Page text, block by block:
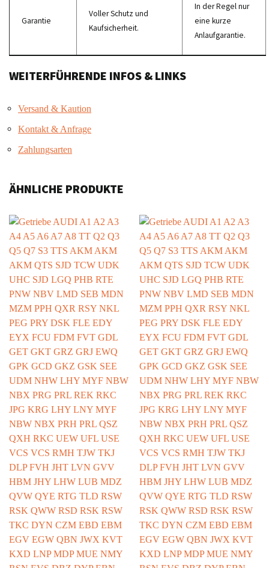
Garantie
Voller Schutz und
Kaufsicherheit.
In der Regel nur
eine kurze
Anlaufgarantie.
WEITERFÜHRENDE INFOS & LINKS
Versand & Kaution
Kontakt & Anfrage
Zahlungsarten
ÄHNLICHE PRODUKTE